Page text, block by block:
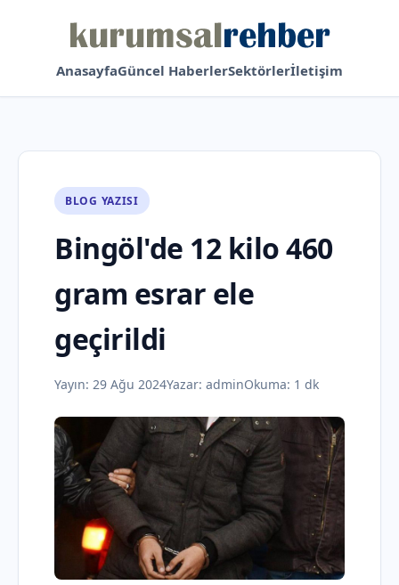
AnasayfaGüncel HaberlerSektörlerİletişim
BLOG YAZISI
Bingöl'de 12 kilo 460
gram esrar ele
geçirildi
Yayın: 29 Ağu 2024Yazar: adminOkuma: 1 dk